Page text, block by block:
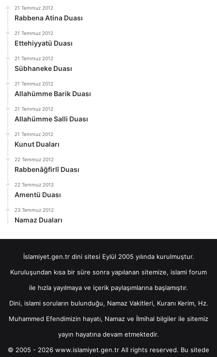
21 Temmuz 2012
Rabbena Atina Duası
21 Temmuz 2012
Ettehiyyatü Duası
21 Temmuz 2012
Sübhaneke Duası
21 Temmuz 2012
Allahümme Barik Duası
21 Temmuz 2012
Allahümme Salli Duası
21 Temmuz 2012
Kunut Duaları
22 Temmuz 2012
Rabbenâğfirlî Duası
22 Temmuz 2012
Amentü Duası
23 Temmuz 2012
Namaz Duaları
İslamiyet.gen.tr dini sitesi Eylül 2005 yılında kurulmuştur.
Kuruluşundan kısa bir süre sonra yapılanan sitemize, islami forum
ile hızla yayılmaya ve içerik paylaşımlarına başlamıştır.
Dini, islami soruların bulunduğu, Namaz Vakitleri, Kuranı Kerim, Hz.
Muhammed Efendimizin hayatı, Namaz ve İlmihal bilgiler ile sitemiz
yayın hayatına devam etmektedir.
© 2005 - 2026 www.islamiyet.gen.tr All rights reserved. Bu sitede